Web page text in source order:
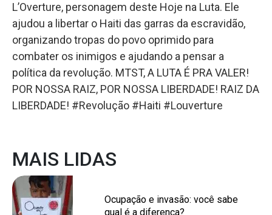
L’Overture, personagem deste Hoje na Luta. Ele
ajudou a libertar o Haiti das garras da escravidão,
organizando tropas do povo oprimido para
combater os inimigos e ajudando a pensar a
política da revolução. MTST, A LUTA É PRA VALER!
POR NOSSA RAIZ, POR NOSSA LIBERDADE! RAIZ DA
LIBERDADE! #Revolução #Haiti #Louverture
MAIS LIDAS
Ocupação e invasão: você sabe
qual é a diferença?